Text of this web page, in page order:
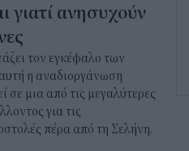
γιατί ανησυχούν
τον εγκέφαλο των
η αναδιοργάνωση
σε μια από τις μεγαλύτερες
για τις
πέρα από τη Σελήνη.